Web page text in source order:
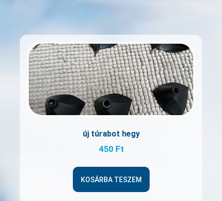
új túrabot hegy
450 Ft
KOSÁRBA TESZEM